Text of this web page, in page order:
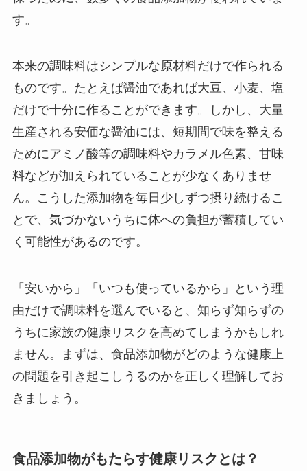
す。
本来の調味料はシンプルな原材料だけで作られる
ものです。たとえば醤油であれば大豆、小麦、塩
だけで十分に作ることができます。しかし、大量
生産される安価な醤油には、短期間で味を整える
ためにアミノ酸等の調味料やカラメル色素、甘味
料などが加えられていることが少なくありませ
ん。こうした添加物を毎日少しずつ摂り続けるこ
とで、気づかないうちに体への負担が蓄積してい
く可能性があるのです。
「安いから」「いつも使っているから」という理
由だけで調味料を選んでいると、知らず知らずの
うちに家族の健康リスクを高めてしまうかもしれ
ません。まずは、食品添加物がどのような健康上
の問題を引き起こしうるのかを正しく理解してお
きましょう。
食品添加物がもたらす健康リスクとは？